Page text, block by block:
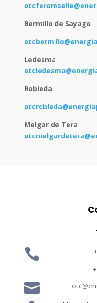
Bermillo de Sayago
Ledesma
Robleda
Melgar de Tera

